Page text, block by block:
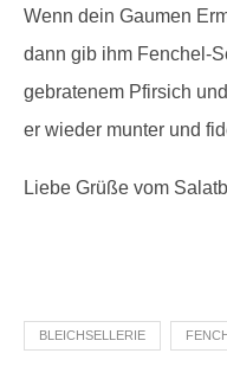
Wenn dein Gaumen
dann gib ihm Fenchel-
gebratenem Pfirsich
er wieder munter und
Liebe Grüße vom
BLEICHSELLERIE